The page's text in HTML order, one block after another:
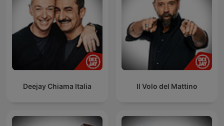
Deejay Chiama Italia Il Volo del Mattino